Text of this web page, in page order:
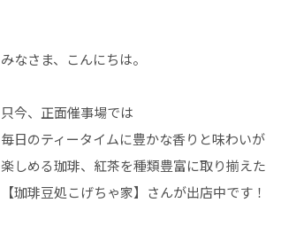
みなさま、こんにちは。
只今、正面催事場では
毎日のティータイムに豊かな香りと味わいが
楽しめる珈琲、紅茶を種類豊富に取り揃えた
【珈琲豆処こげちゃ家】さんが出店中です！